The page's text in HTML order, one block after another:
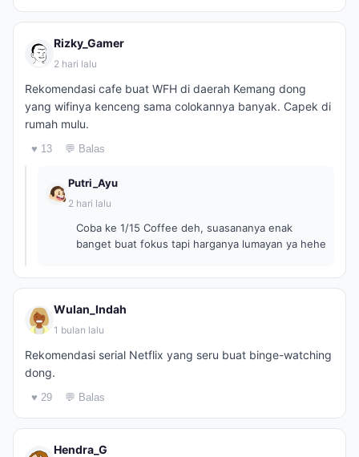
Rizky_Gamer
2 hari lalu
Rekomendasi cafe buat WFH di daerah Kemang dong
yang wifinya kenceng sama colokannya banyak. Capek di
rumah mulu.
♥ 13 💬 Balas
Putri_Ayu
2 hari lalu
Coba ke 1/15 Coffee deh, suasananya enak
banget buat fokus tapi harganya lumayan ya hehe
Wulan_Indah
1 bulan lalu
Rekomendasi serial Netflix yang seru buat binge-watching
dong.
♥ 29 💬 Balas
Hendra_G